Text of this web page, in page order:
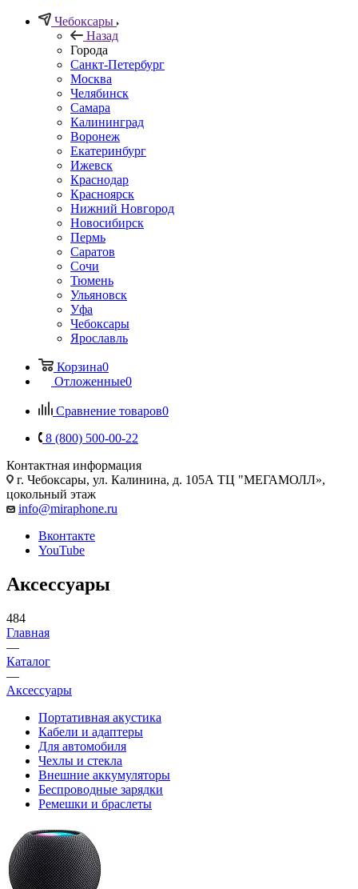
Чебоксары
Назад
Города
Санкт-Петербург
Москва
Челябинск
Самара
Калининград
Воронеж
Екатеринбург
Ижевск
Краснодар
Красноярск
Нижний Новгород
Новосибирск
Пермь
Саратов
Сочи
Тюмень
Ульяновск
Уфа
Чебоксары
Ярославль
Корзина0
Отложенные0
Сравнение товаров0
8 (800) 500-00-22
Контактная информация
г. Чебоксары, ул. Калинина, д. 105А ТЦ "МЕГАМОЛЛ»,
цокольный этаж
info@miraphone.ru
Вконтакте
YouTube
Аксессуары
484
Главная
—
Каталог
—
Аксессуары
Портативная акустика
Кабели и адаптеры
Для автомобиля
Чехлы и стекла
Внешние аккумуляторы
Беспроводные зарядки
Ремешки и браслеты